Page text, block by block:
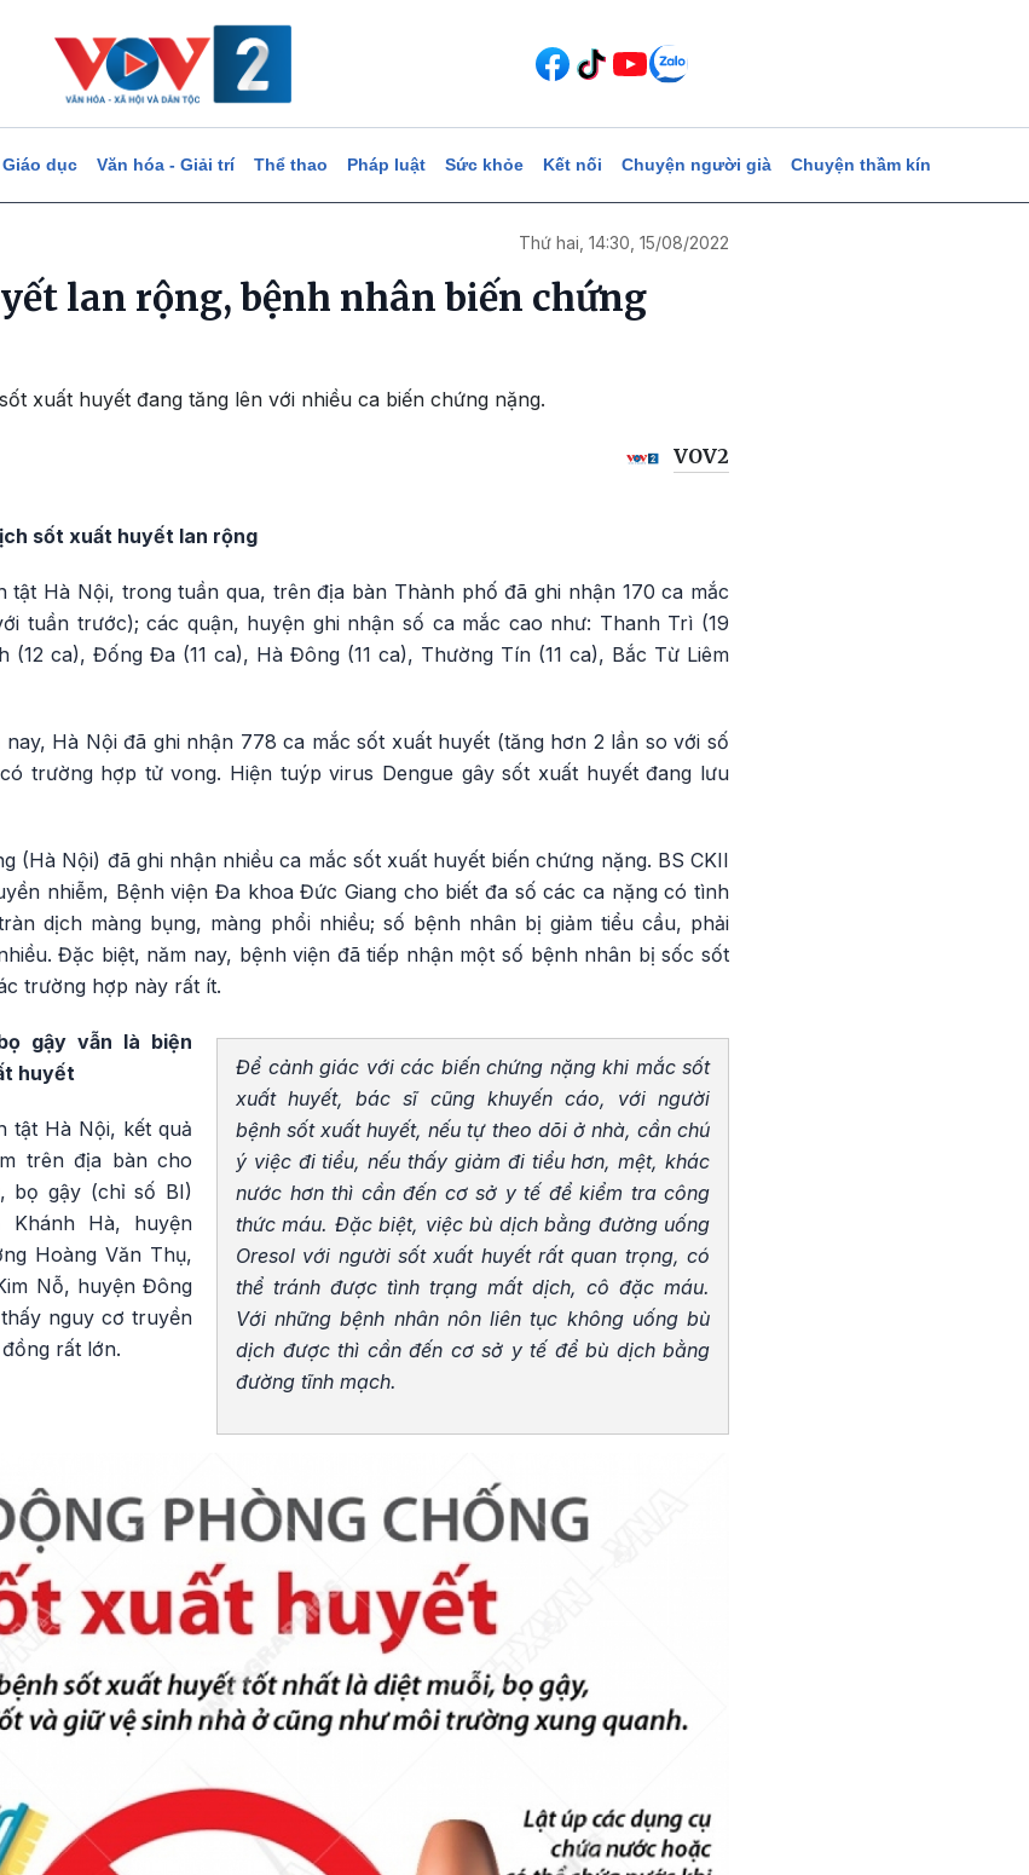
Giáo dục Văn hóa - Giải trí Thể thao Pháp luật Sức khỏe Kết nối Chuyện người già Chuyện thầm kín
Thứ hai, 14:30, 15/08/2022
lan rộng, bệnh nhân biến chứng
xuất huyết đang tăng lên với nhiều ca biến chứng nặng.
VOV2
sốt xuất huyết lan rộng
tật Hà Nội, trong tuần qua, trên địa bàn Thành phố đã ghi nhận 170 ca mắc
tuần trước); các quận, huyện ghi nhận số ca mắc cao như: Thanh Trì (19
(12 ca), Đống Đa (11 ca), Hà Đông (11 ca), Thường Tín (11 ca), Bắc Từ Liêm
Hà Nội đã ghi nhận 778 ca mắc sốt xuất huyết (tăng hơn 2 lần so với số
trường hợp tử vong. Hiện tuýp virus Dengue gây sốt xuất huyết đang lưu
(Hà Nội) đã ghi nhận nhiều ca mắc sốt xuất huyết biến chứng nặng. BS CKII
nhiễm, Bệnh viện Đa khoa Đức Giang cho biết đa số các ca nặng có tình
dịch màng bụng, màng phổi nhiều; số bệnh nhân bị giảm tiểu cầu, phải
Đặc biệt, năm nay, bệnh viện đã tiếp nhận một số bệnh nhân bị sốc sốt
trường hợp này rất ít.
Để cảnh giác với các biến chứng nặng khi mắc sốt
xuất huyết, bác sĩ cũng khuyến cáo, với người
bệnh sốt xuất huyết, nếu tự theo dõi ở nhà, cần chú
ý việc đi tiểu, nếu thấy giảm đi tiểu hơn, mệt, khác
nước hơn thì cần đến cơ sở y tế để kiểm tra công
thức máu. Đặc biệt, việc bù dịch bằng đường uống
Oresol với người sốt xuất huyết rất quan trọng, có
thể tránh được tình trạng mất dịch, cô đặc máu.
Với những bệnh nhân nôn liên tục không uống bù
dịch được thì cần đến cơ sở y tế để bù dịch bằng
đường tĩnh mạch.
gậy vẫn là biện
huyết
tật Hà Nội, kết quả
trên địa bàn cho
bọ gậy (chỉ số BI)
Hà, huyện
Hoàng Văn Thụ,
Nỗ, huyện Đông
nguy cơ truyền
rất lớn.